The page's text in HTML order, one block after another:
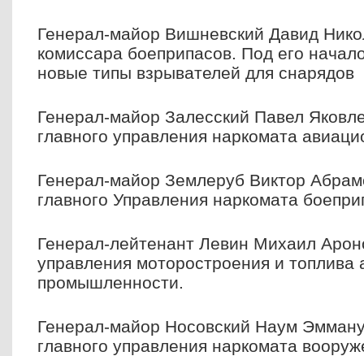
Генерал-майор Вишневский Давид
комиссара боеприпасов. Под его
новые типы взрывателей для снарядов
Генерал-майор Залесский Павел
главного управления наркомата
Генерал-майор Землеруб Виктор
главного Управления наркомата
Генерал-лейтенант Левин Михаил
управления моторостроения и топлива
промышленности.
Генерал-майор Носовский Наум
главного управления наркомата